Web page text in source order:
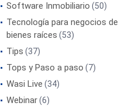
Software Inmobiliario (50)
Tecnología para negocios de
bienes raíces (53)
Tips (37)
Tops y Paso a paso (7)
Wasi Live (34)
Webinar(6)